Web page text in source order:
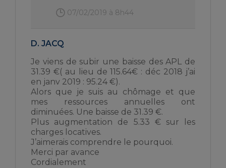
07/02/2019 à 8h44
D. JACQ
Je viens de subir une baisse des APL de
31.39 €( au lieu de 115.64€ : déc 2018 j’ai
en janv 2019 : 95.24 €).
Alors que je suis au chômage et que
mes ressources annuelles ont
diminuées. Une baisse de 31.39 €.
Plus augmentation de 5.33 € sur les
charges locatives.
J’aimerais comprendre le pourquoi.
Merci par avance
Cordialement